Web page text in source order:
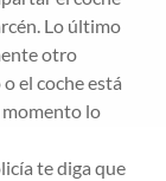
Lo último
otro
el coche está
momento lo
te diga que